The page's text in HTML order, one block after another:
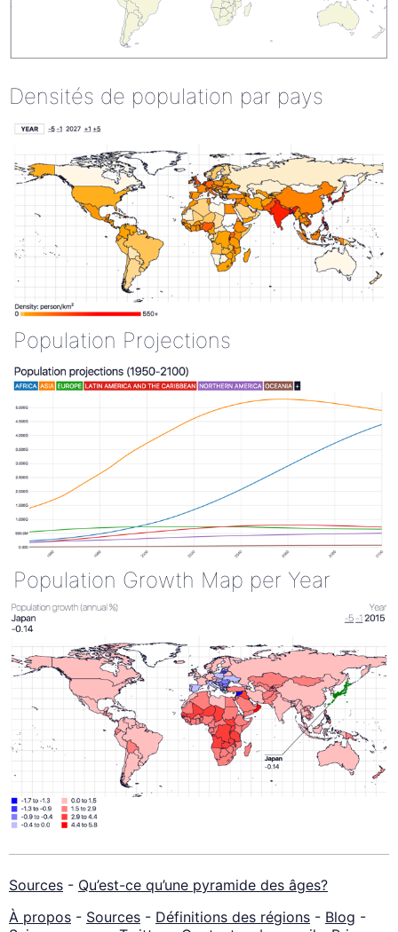
Densités de population par pays
Population Projections
Population Growth Map per Year
Sources - Qu’est-ce qu’une pyramide des âges?
À propos - Sources - Définitions des régions - Blog -